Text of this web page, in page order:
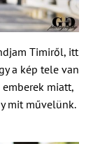
Timiről, itt
a kép tele van
miatt,
mit művelünk.